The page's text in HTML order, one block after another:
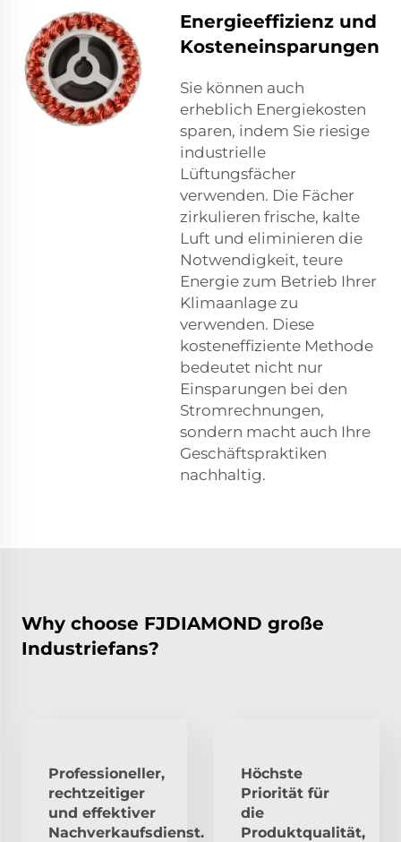
Energieeffizienz und
Kosteneinsparungen
Sie können auch
erheblich Energiekosten
sparen, indem Sie riesige
industrielle
Lüftungsfächer
verwenden. Die Fächer
zirkulieren frische, kalte
Luft und eliminieren die
Notwendigkeit, teure
Energie zum Betrieb Ihrer
Klimaanlage zu
verwenden. Diese
kosteneffiziente Methode
bedeutet nicht nur
Einsparungen bei den
Stromrechnungen,
sondern macht auch Ihre
Geschäftspraktiken
nachhaltig.
Why choose FJDIAMOND große
Industriefans?
Professioneller,
rechtzeitiger
und effektiver
Nachverkaufsdienst.
Höchste
Priorität für
die
Produktqualität,